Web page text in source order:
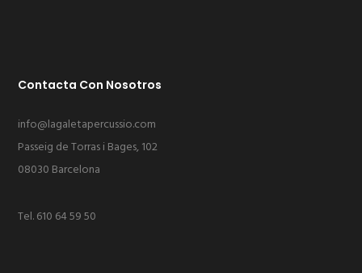
Contacta Con Nosotros
info@lagaletapercussio.com
Passeig de Torras i Bages, 102
08030 Barcelona
Tel.610 64 59 50